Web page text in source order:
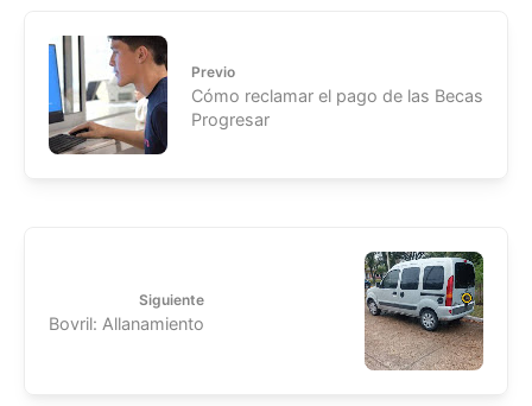
Previo
Cómo reclamar el pago de las Becas
Progresar
Siguiente
Bovril: Allanamiento